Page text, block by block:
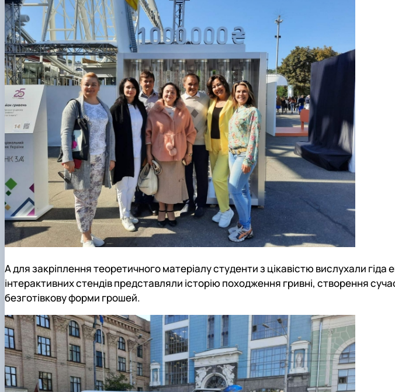
А для закріплення теоретичного матеріалу студенти з цікавістю вислухали гіда
інтерактивних стендів представляли історію походження гривні, створення
безготівкову форми грошей.